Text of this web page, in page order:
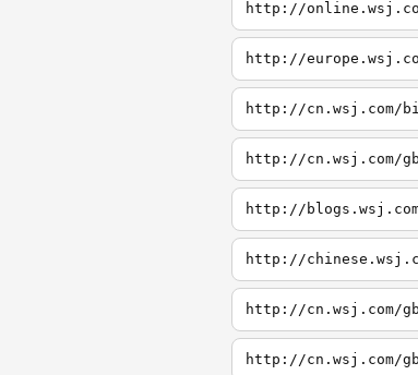
http://
http://
http://cn.wsj.com/
http://cn.wsj.com/
http://
http://
http://cn.wsj.com/
http://cn.wsj.com/